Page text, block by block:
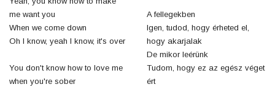
me want you
When we come down
Oh I know, yeah I know, it's over
You don't know how to love me
when you're sober
A fellegekben
Igen, tudod, hogy érheted el,
hogy akarjalak
De mikor leérünk
Tudom, hogy ez az egész véget
ért